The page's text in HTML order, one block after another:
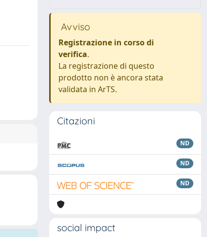
Avviso
Registrazione in corso di
verifica.
La registrazione di questo
prodotto non è ancora stata
validata in ArTS.
Citazioni
ND
ND
ND
social impact